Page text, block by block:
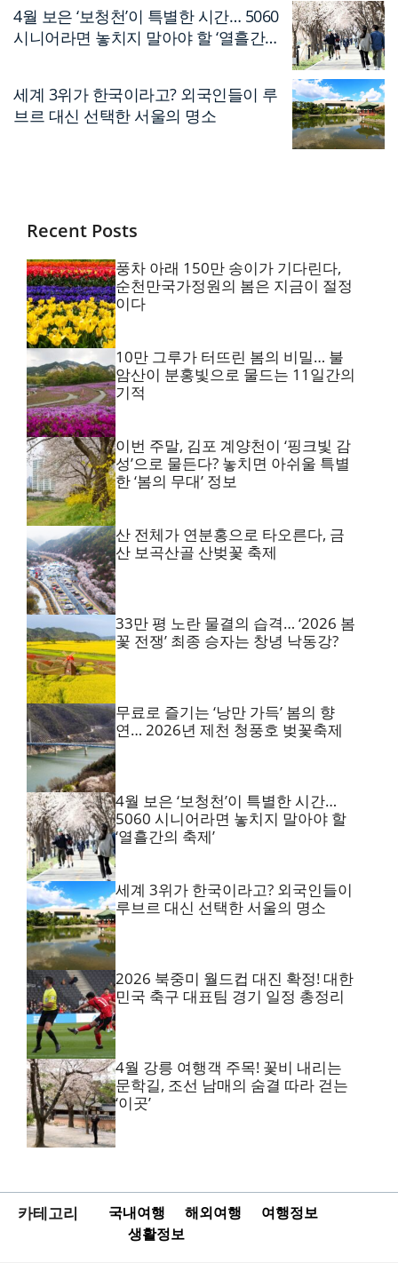
4월 보은 ‘보청천’이 특별한 시간… 5060
시니어라면 놓치지 말아야 할 ‘열흘간의
세계 3위가 한국이라고? 외국인들이 루
브르 대신 선택한 서울의 명소
Recent Posts
풍차 아래 150만 송이가 기다린다,
순천만국가정원의 봄은 지금이 절정
이다
10만 그루가 터뜨린 봄의 비밀… 불
암산이 분홍빛으로 물드는 11일간의
기적
이번 주말, 김포 계양천이 ‘핑크빛 감
성’으로 물든다? 놓치면 아쉬울 특별
한 ‘봄의 무대’ 정보
산 전체가 연분홍으로 타오른다, 금
산 보곡산골 산벚꽃 축제
33만 평 노란 물결의 습격… ‘2026 봄
꽃 전쟁’ 최종 승자는 창녕 낙동강?
무료로 즐기는 ‘낭만 가득’ 봄의 향
연… 2026년 제천 청풍호 벚꽃축제
4월 보은 ‘보청천’이 특별한 시간…
5060 시니어라면 놓치지 말아야 할
‘열흘간의 축제’
세계 3위가 한국이라고? 외국인들이
루브르 대신 선택한 서울의 명소
2026 북중미 월드컵 대진 확정! 대한
민국 축구 대표팀 경기 일정 총정리
4월 강릉 여행객 주목! 꽃비 내리는
문학길, 조선 남매의 숨결 따라 걷는
‘이곳’
카테고리 국내여행 해외여행
여행정보
생활정보